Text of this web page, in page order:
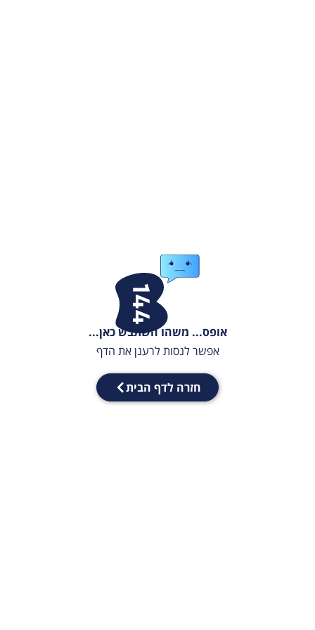
אופס... משהו השתבש כאן...
אפשר לנסות לרענן את הדף
חזרה לדף הבית